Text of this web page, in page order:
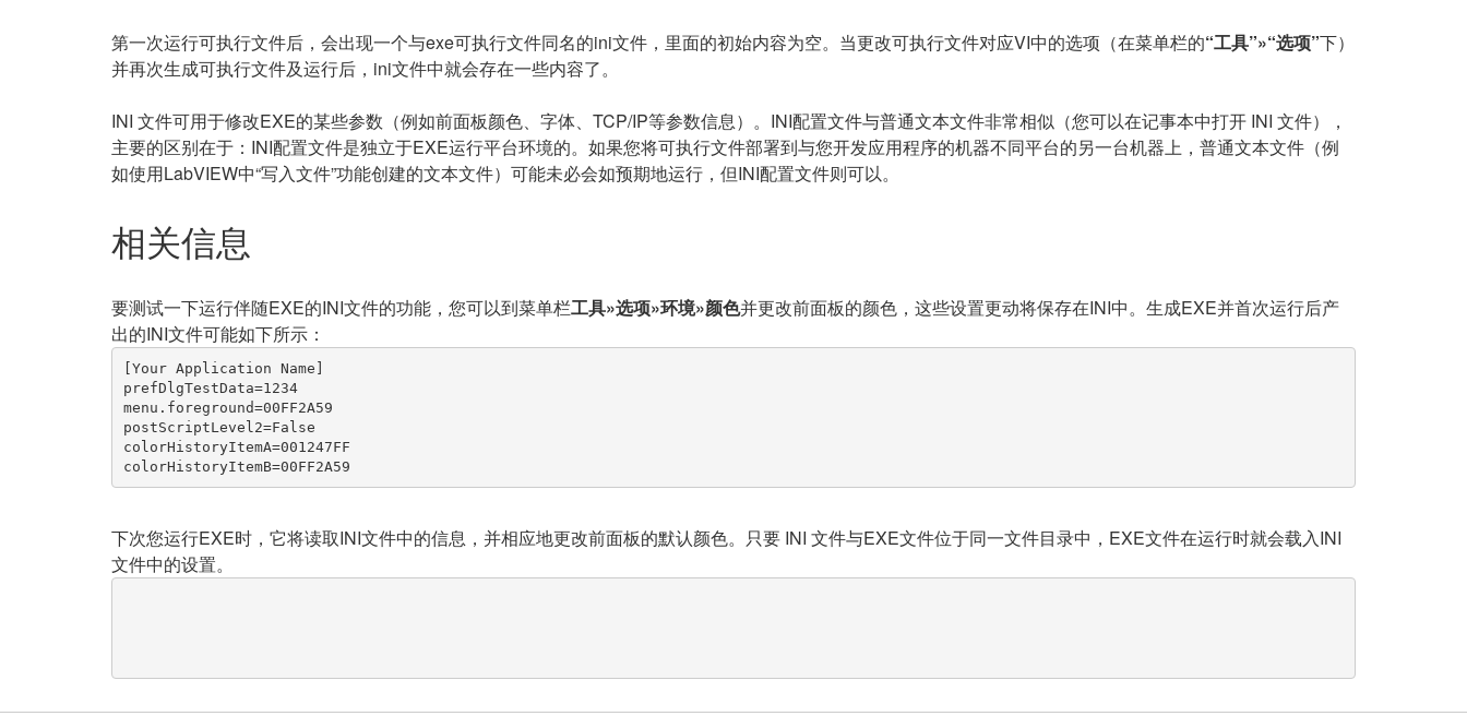
第一次运行可执行文件后，会出现一个与exe可执行文件同名的ini文件，里面的初始内容为空。当更改可执行文件对应VI中的选项（在菜单栏的“工具”»“选项”下）
并再次生成可执行文件及运行后，ini文件中就会存在一些内容了。
INI 文件可用于修改EXE的某些参数（例如前面板颜色、字体、TCP/IP等参数信息）。INI配置文件与普通文本文件非常相似（您可以在记事本中打开 INI 文件），
主要的区别在于：INI配置文件是独立于EXE运行平台环境的。如果您将可执行文件部署到与您开发应用程序的机器不同平台的另一台机器上，普通文本文件（例
如使用LabVIEW中“写入文件”功能创建的文本文件）可能未必会如预期地运行，但INI配置文件则可以。
相关信息
要测试一下运行伴随EXE的INI文件的功能，您可以到菜单栏工具»选项»环境»颜色并更改前面板的颜色，这些设置更动将保存在INI中。生成EXE并首次运行后产
出的INI文件可能如下所示：
[Your Application Name]
prefDlgTestData=1234
colorHistoryItemB=00FF2A59
下次您运行EXE时，它将读取INI文件中的信息，并相应地更改前面板的默认颜色。只要 INI 文件与EXE文件位于同一文件目录中，EXE文件在运行时就会载入INI
文件中的设置。